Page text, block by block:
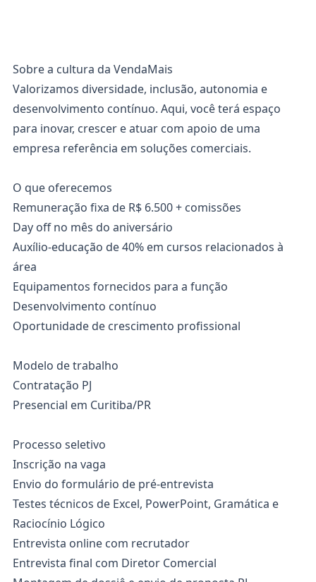
Sobre a cultura da VendaMais
Valorizamos diversidade, inclusão, autonomia e
desenvolvimento contínuo. Aqui, você terá espaço
para inovar, crescer e atuar com apoio de uma
empresa referência em soluções comerciais.
O que oferecemos
Remuneração fixa de R$ 6.500 + comissões
Day off no mês do aniversário
Auxílio-educação de 40% em cursos relacionados à
área
Equipamentos fornecidos para a função
Desenvolvimento contínuo
Oportunidade de crescimento profissional
Modelo de trabalho
Contratação PJ
Presencial em Curitiba/PR
Processo seletivo
Inscrição na vaga
Envio do formulário de pré-entrevista
Testes técnicos de Excel, PowerPoint, Gramática e
Raciocínio Lógico
Entrevista online com recrutador
Entrevista final com Diretor Comercial